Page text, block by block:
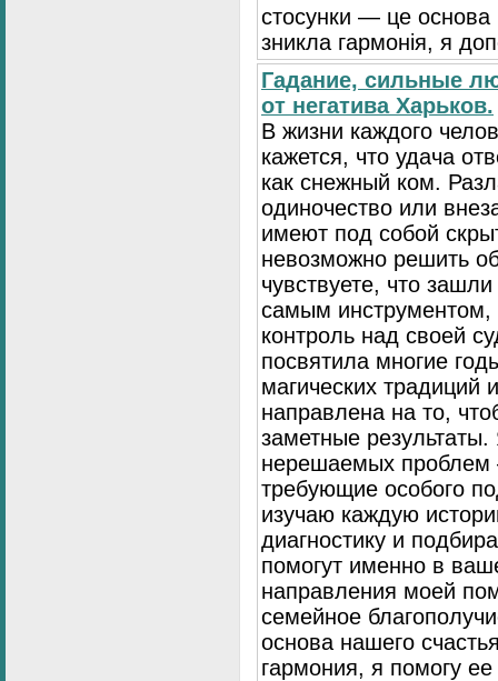
стосунки — це
зникла гармонія, я
Гадание, сильные
от негатива Харьков.
В жизни каждого
кажется, что удача
как снежный ком.
одиночество или
имеют под собой
невозможно решить
чувствуете, что
самым инструментом,
контроль над своей
посвятила многие
магических традиций
направлена на то,
заметные
нерешаемых
требующие особого
изучаю каждую
диагностику и
помогут именно в
направления моей
семейное
основа нашего
гармония, я помогу ее